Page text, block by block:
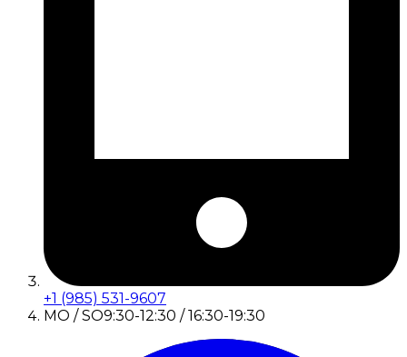
+1 (985) 531-9607
MO / SO9:30-12:30 / 16:30-19:30